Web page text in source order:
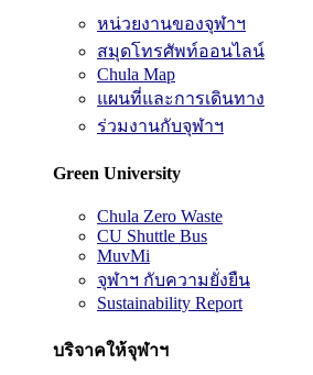
หน่วยงานของจุฬาฯ
สมุดโทรศัพท์ออนไลน์
Chula Map
แผนที่และการเดินทาง
ร่วมงานกับจุฬาฯ
Green University
Chula Zero Waste
CU Shuttle Bus
MuvMi
จุฬาฯ กับความยั่งยืน
Sustainability Report
บริจาคให้จุฬาฯ